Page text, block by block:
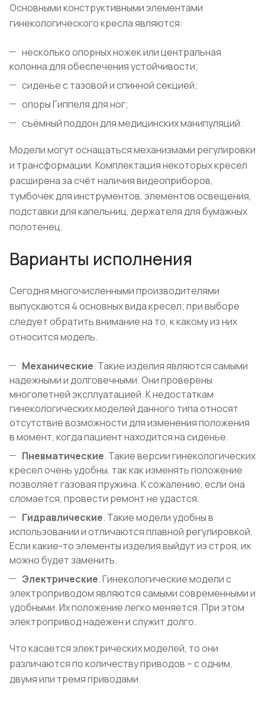
Основными конструктивными элементами
гинекологического кресла являются:
несколько опорных ножек или центральная
колонна для обеспечения устойчивости;
сиденье с тазовой и спинной секцией;
опоры Гиппеля для ног;
съёмный поддон для медицинских манипуляций.
Модели могут оснащаться механизмами регулировки
и трансформации. Комплектация некоторых кресел
расширена за счёт наличия видеоприборов,
тумбочек для инструментов, элементов освещения,
подставки для капельниц, держателя для бумажных
полотенец.
Варианты исполнения
Сегодня многочисленными производителями
выпускаются 4 основных вида кресел; при выборе
следует обратить внимание на то, к какому из них
относится модель.
Механические. Такие изделия являются самыми
надежными и долговечными. Они проверены
многолетней эксплуатацией. К недостаткам
гинекологических моделей данного типа относят
отсутствие возможности для изменения положения
в момент, когда пациент находится на сиденье.
Пневматические. Такие версии гинекологических
кресел очень удобны, так как изменять положение
позволяет газовая пружина. К сожалению, если она
сломается, провести ремонт не удастся.
Гидравлические. Такие модели удобны в
использовании и отличаются плавной регулировкой.
Если какие-то элементы изделия выйдут из строя, их
можно будет заменить.
Электрические. Гинекологические модели с
электроприводом являются самыми современными и
удобными. Их положение легко меняется. При этом
электропривод надежен и служит долго.
Что касается электрических моделей, то они
различаются по количеству приводов – с одним,
двумя или тремя приводами.